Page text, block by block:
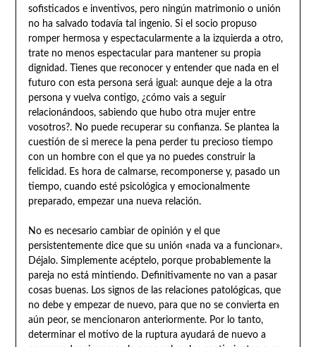
sofisticados e inventivos, pero ningún matrimonio o unión
no ha salvado todavía tal ingenio. Si el socio propuso
romper hermosa y espectacularmente a la izquierda a otro,
trate no menos espectacular para mantener su propia
dignidad. Tienes que reconocer y entender que nada en el
futuro con esta persona será igual: aunque deje a la otra
persona y vuelva contigo, ¿cómo vais a seguir
relacionándoos, sabiendo que hubo otra mujer entre
vosotros?. No puede recuperar su confianza. Se plantea la
cuestión de si merece la pena perder tu precioso tiempo
con un hombre con el que ya no puedes construir la
felicidad. Es hora de calmarse, recomponerse y, pasado un
tiempo, cuando esté psicológica y emocionalmente
preparado, empezar una nueva relación.
No es necesario cambiar de opinión y el que
persistentemente dice que su unión «nada va a funcionar».
Déjalo. Simplemente acéptelo, porque probablemente la
pareja no está mintiendo. Definitivamente no van a pasar
cosas buenas. Los signos de las relaciones patológicas, que
no debe y empezar de nuevo, para que no se convierta en
aún peor, se mencionaron anteriormente. Por lo tanto,
determinar el motivo de la ruptura ayudará de nuevo a